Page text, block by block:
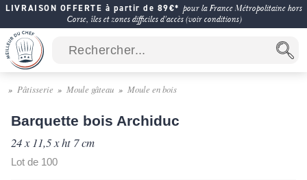
LIVRAISON OFFERTE à partir de 89€* pour la France Métropolitaine hors
Corse, îles et zones difficiles d'accès (voir conditions)
Pâtisserie Moule gâteau Moule en bois
Barquette bois Archiduc
24 x 11,5 x ht 7 cm
Lot de 100